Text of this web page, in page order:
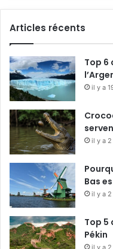
Articles récents
Top 6
il y a
il y a
Bas
il y a
Top 5
Pékin